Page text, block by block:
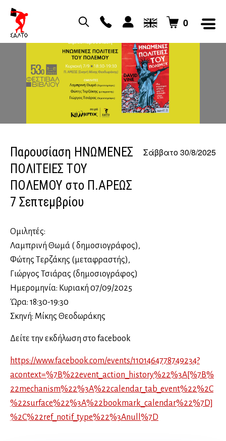
0
Παρουσίαση ΗΝΩΜΕΝΕΣ
ΠΟΛΙΤΕΙΕΣ ΤΟΥ
ΠΟΛΕΜΟΥ στο Π.ΑΡΕΩΣ
7 Σεπτεμβρίου
Σάββατο 30/8/2025
Ομιλητές:
Λαμπρινή Θωμά ( δημοσιογράφος),
Φώτης Τερζάκης (μεταφραστής),
Γιώργος Τσιάρας (δημοσιογράφος)
Ημερομηνία: Κυριακή 07/09/2025
Ώρα: 18:30-19:30
Σκηνή: Μίκης Θεοδωράκης
Δείτε την εκδήλωση στο facebook
https://www.facebook.com/events/1101464778749234?
acontext=%7B%22event_action_history%22%3A[%7B%
22mechanism%22%3A%22calendar_tab_event%22%2C
%22surface%22%3A%22bookmark_calendar%22%7D]
%2C%22ref_notif_type%22%3Anull%7D